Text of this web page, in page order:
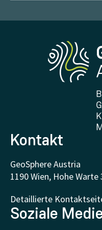
Medien
Kontakt und Besuch
Forschung und
Downloads
Zertifikate und
FAQ - Häufig gestellte
Forschung unterstützen
Erdbeben melden
Phenowatch.at
Kontakt
GeoSphere Austria
1190 Wien, Hohe Warte
Detaillierte
Soziale